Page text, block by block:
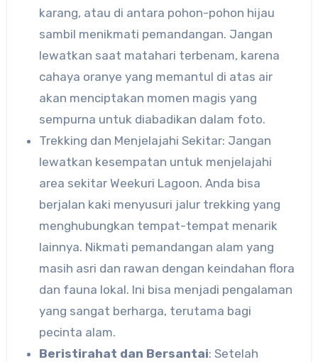
karang, atau di antara pohon-pohon hijau
sambil menikmati pemandangan. Jangan
lewatkan saat matahari terbenam, karena
cahaya oranye yang memantul di atas air
akan menciptakan momen magis yang
sempurna untuk diabadikan dalam foto.
Trekking dan Menjelajahi Sekitar: Jangan
lewatkan kesempatan untuk menjelajahi
area sekitar Weekuri Lagoon. Anda bisa
berjalan kaki menyusuri jalur trekking yang
menghubungkan tempat-tempat menarik
lainnya. Nikmati pemandangan alam yang
masih asri dan rawan dengan keindahan flora
dan fauna lokal. Ini bisa menjadi pengalaman
yang sangat berharga, terutama bagi
pecinta alam.
Beristirahat dan Bersantai: Setelah